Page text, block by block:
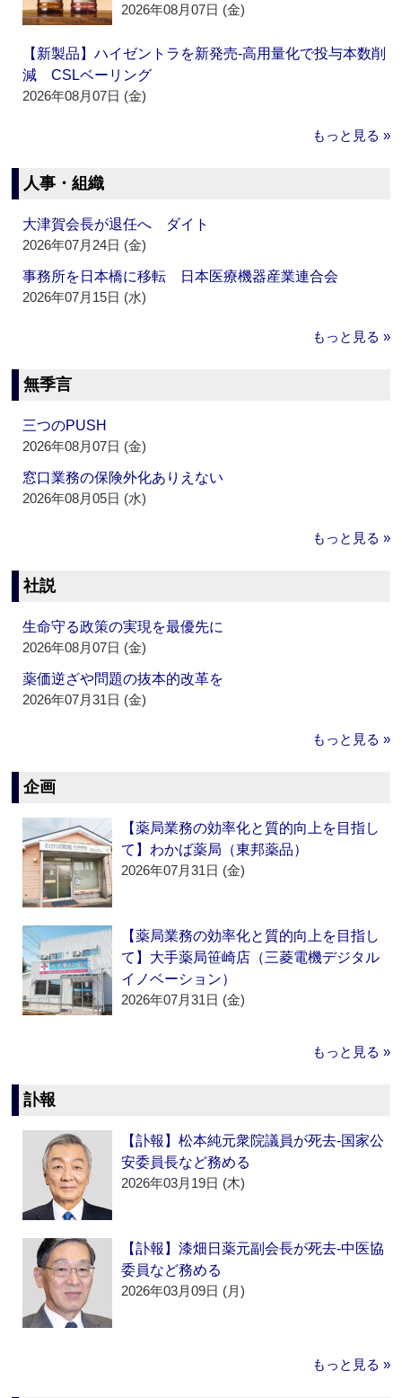
2026年08月07日 (金)
【新製品】ハイゼントラを新発売‐高用量化で投与本数削
減 CSLベーリング
2026年08月07日 (金)
もっと見る »
人事・組織
大津賀会長が退任へ ダイト
2026年07月24日 (金)
事務所を日本橋に移転 日本医療機器産業連合会
2026年07月15日 (水)
もっと見る »
無季言
三つのPUSH
2026年08月07日 (金)
窓口業務の保険外化ありえない
2026年08月05日 (水)
もっと見る »
社説
生命守る政策の実現を最優先に
2026年08月07日 (金)
薬価逆ざや問題の抜本的改革を
2026年07月31日 (金)
もっと見る »
企画
【薬局業務の効率化と質的向上を目指し
て】わかば薬局（東邦薬品）
2026年07月31日 (金)
【薬局業務の効率化と質的向上を目指し
て】大手薬局笹崎店（三菱電機デジタル
イノベーション）
2026年07月31日 (金)
もっと見る »
訃報
【訃報】松本純元衆院議員が死去‐国家公
安委員長など務める
2026年03月19日 (木)
【訃報】漆畑日薬元副会長が死去‐中医協
委員など務める
2026年03月09日 (月)
もっと見る »